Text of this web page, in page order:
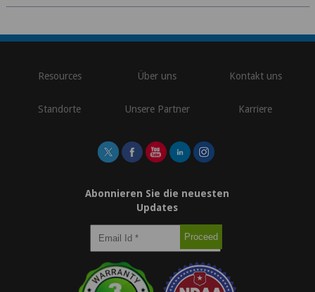
Resources Über uns Kontakt uns
Standorte Unsere Partner Karriere
Abonnieren Sie die neuesten
Updates
\